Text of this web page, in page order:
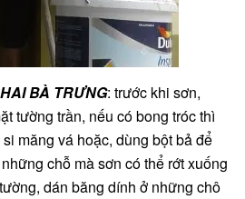
BÀ TRƯNG: trước khi sơn,
tường trần, nếu có bong tróc thì
măng vá hoặc, dùng bột bả để
chỗ mà sơn có thể rớt xuống
dán băng dính ở những chô